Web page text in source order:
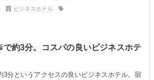
ビジネスホテル
で約3分。コスパの良いビジネスホテ
3分というアクセスの良いビジネスホテル。宿